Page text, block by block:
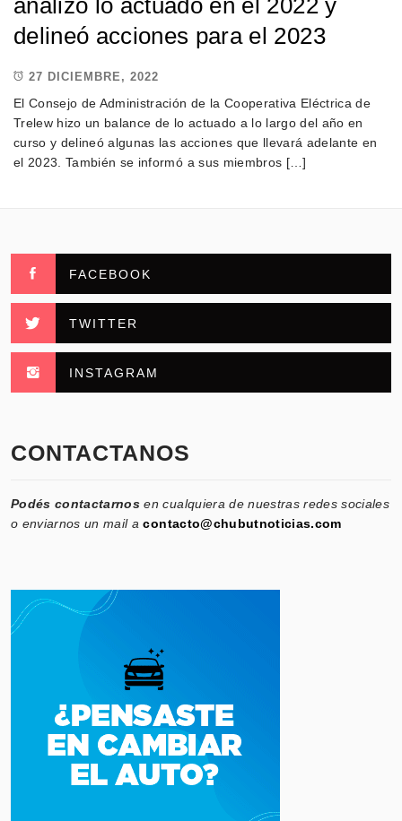
delineó acciones para el 2023
27 DICIEMBRE, 2022
El Consejo de Administración de la Cooperativa Eléctrica de
Trelew hizo un balance de lo actuado a lo largo del año en
curso y delineó algunas las acciones que llevará adelante en
el 2023. También se informó a sus miembros […]
FACEBOOK
TWITTER
INSTAGRAM
CONTACTANOS
Podés contactarnos en cualquiera de nuestras redes sociales
o enviarnos un mail acontacto@chubutnoticias.com